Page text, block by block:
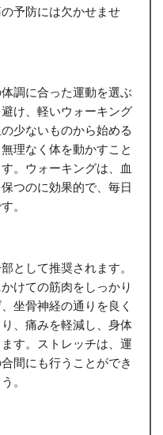
予防には欠かせませ
調に合った運動を選ぶ
け、軽いウォーキング
少ないものから始める
理なく体を動かすこと
。ウォーキングは、血
つのに効果的で、毎日
。
として推奨されます。
けての筋肉をしっかり
坐骨神経の通りを良く
、痛みを軽減し、身体
す。ストレッチは、運
間にも行うことができ
。